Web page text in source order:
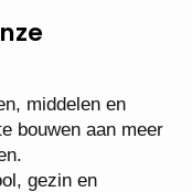
middelen en
bouwen aan meer
gezin en